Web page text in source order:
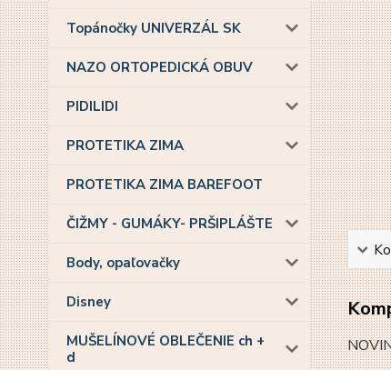
Topánočky UNIVERZÁL SK
NAZO ORTOPEDICKÁ OBUV
PIDILIDI
PROTETIKA ZIMA
PROTETIKA ZIMA BAREFOOT
ČIŽMY - GUMÁKY- PRŠIPLÁŠTE
Body, opaľovačky
Disney
MUŠELÍNOVÉ OBLEČENIE ch +
d